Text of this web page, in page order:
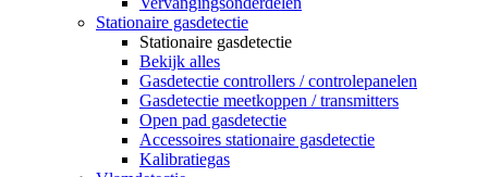
Stationaire gasdetectie
Stationaire gasdetectie
Bekijk alles
Gasdetectie controllers / controlepanelen
Gasdetectie meetkoppen / transmitters
Open pad gasdetectie
Accessoires stationaire gasdetectie
Kalibratiegas